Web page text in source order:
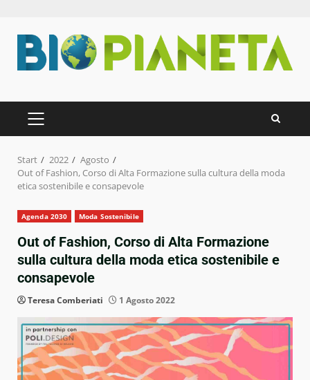
Inhalt
springen
PRIMÄRES
MENÜ
Start 2022
Agosto
Out of Fashion, Corso di Alta Formazione sulla cultura della moda
etica sostenibile e consapevole
Agenda 2030 Moda Sostenibile
Out of Fashion, Corso di Alta Formazione
sulla cultura della moda etica sostenibile e
consapevole
Teresa Comberiati 1 Agosto 2022